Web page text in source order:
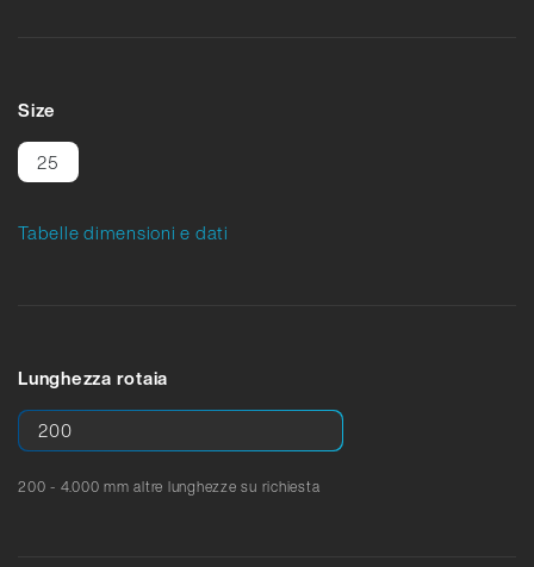
Size
25
Tabelle dimensioni e dati
Lunghezza rotaia
200 - 4.000 mm altre lunghezze su richiesta